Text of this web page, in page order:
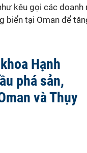
kêu gọi các
biển tại Oman để
Hạnh
phá sản,
và Thụy